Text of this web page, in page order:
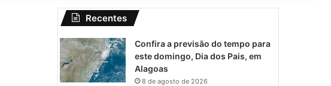
Recentes
Confira a previsão do tempo para
este domingo, Dia dos Pais, em
Alagoas
8 de agosto de 2026